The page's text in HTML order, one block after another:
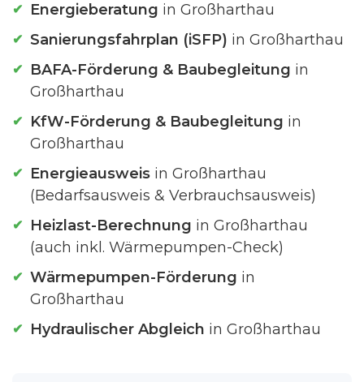
Energieberatung in Großharthau
Sanierungsfahrplan (iSFP) in Großharthau
BAFA-Förderung & Baubegleitung in
Großharthau
KfW-Förderung & Baubegleitung in
Großharthau
Energieausweis in Großharthau
(Bedarfsausweis & Verbrauchsausweis)
Heizlast-Berechnung in Großharthau
(auch inkl. Wärmepumpen-Check)
Wärmepumpen-Förderung in
Großharthau
Hydraulischer Abgleich in Großharthau